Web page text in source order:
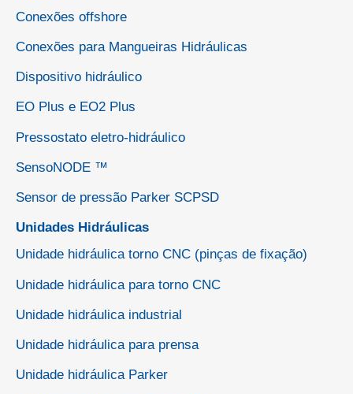
Conexões offshore
Conexões para Mangueiras Hidráulicas
Dispositivo hidráulico
EO Plus e EO2 Plus
Pressostato eletro-hidráulico
SensoNODE ™
Sensor de pressão Parker SCPSD
Unidades Hidráulicas
Unidade hidráulica torno CNC (pinças de fixação)
Unidade hidráulica para torno CNC
Unidade hidráulica industrial
Unidade hidráulica para prensa
Unidade hidráulica Parker